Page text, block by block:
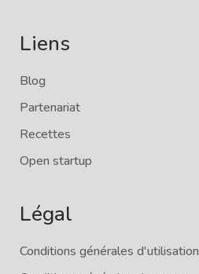
Liens
Blog
Partenariat
Recettes
Open startup
Légal
Conditions générales d'utilisation